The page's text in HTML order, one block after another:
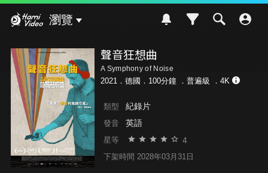
瀏覽
聲音狂想曲
A Symphony of Noise
2021．德國．100分鐘 ． 普遍級 ．4K
類型 紀錄片
發音 英語
星等 4
下架時間 2028年03月31日